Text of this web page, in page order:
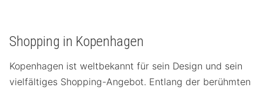
Shopping in Kopenhagen
Kopenhagen ist weltbekannt für sein Design und sein
vielfältiges Shopping-Angebot. Entlang der berühmten